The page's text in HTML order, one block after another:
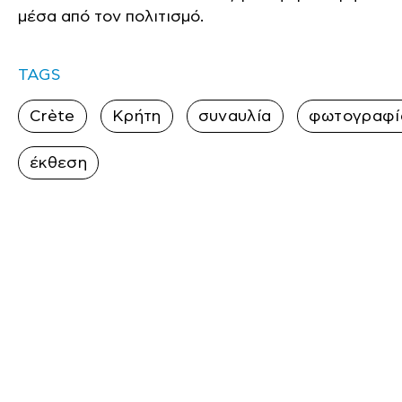
μέσα από τον πολιτισμό.
TAGS
Crète Κρήτη συναυλία
έκθεση